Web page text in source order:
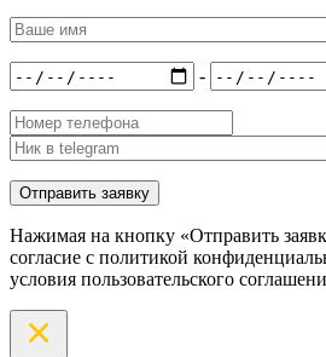
-
Нажимая на кнопку «Отправить
согласие с политикой
условия пользовательского